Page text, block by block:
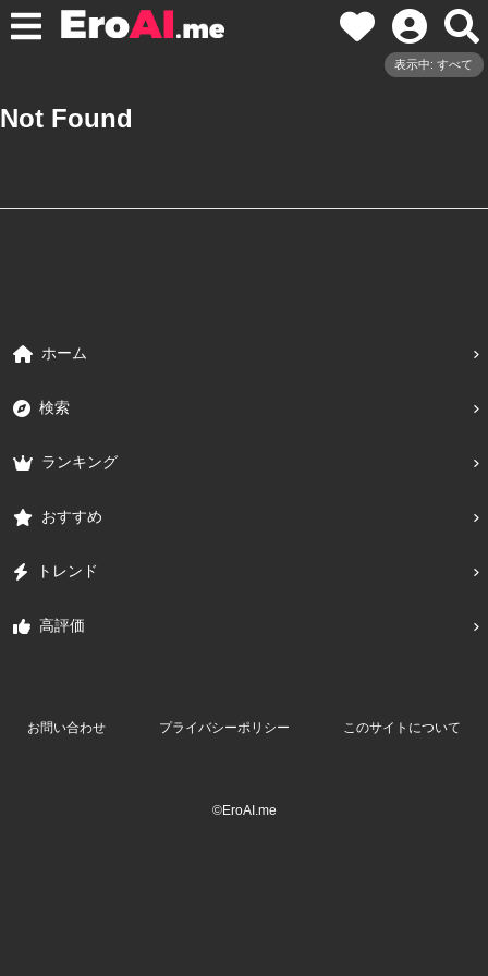
表示中: すべて
Not Found
ホーム
検索
ランキング
おすすめ
トレンド
高評価
お問い合わせ プライバシーポリシー このサイトについて
©EroAI.me